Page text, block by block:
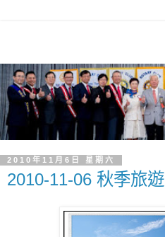
2010年11月6日 星期六
2010-11-06 秋季旅遊